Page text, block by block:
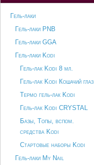
Гель-лаки
Гель-лаки PNB
Гель-лаки GGA
Гель-лаки Kodi
Гель-лак Kodi 8 мл.
Гель-лак Kodi Кошачий глаз
Термо гель-лак Kodi
Гель-лак Kodi CRYSTAL
Базы, Топы, вспом.
средства Kodi
Стартовые наборы Kodi
Гель-лаки My Nail